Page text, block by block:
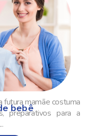
bebê
futura mamãe costuma
preparativos para a